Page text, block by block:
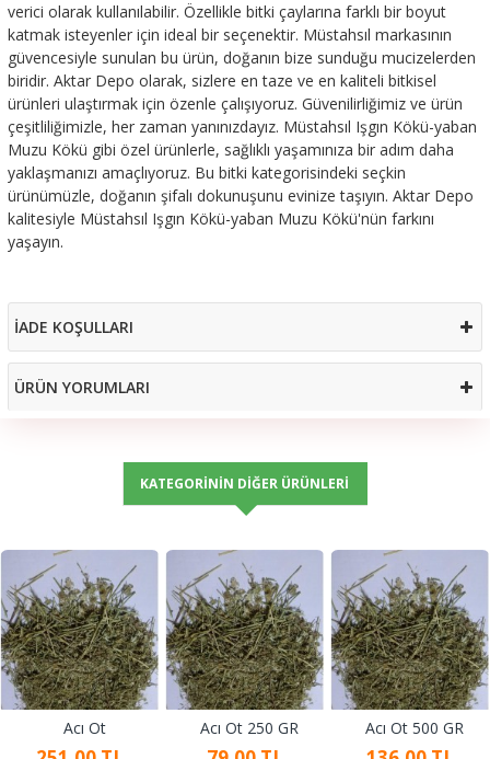
verici olarak kullanılabilir. Özellikle bitki çaylarına farklı bir boyut
katmak isteyenler için ideal bir seçenektir. Müstahsıl markasının
güvencesiyle sunulan bu ürün, doğanın bize sunduğu mucizelerden
biridir. Aktar Depo olarak, sizlere en taze ve en kaliteli bitkisel
ürünleri ulaştırmak için özenle çalışıyoruz. Güvenilirliğimiz ve ürün
çeşitliliğimizle, her zaman yanınızdayız. Müstahsıl Işgın Kökü-yaban
Muzu Kökü gibi özel ürünlerle, sağlıklı yaşamınıza bir adım daha
yaklaşmanızı amaçlıyoruz. Bu bitki kategorisindeki seçkin
ürünümüzle, doğanın şifalı dokunuşunu evinize taşıyın. Aktar Depo
kalitesiyle Müstahsıl Işgın Kökü-yaban Muzu Kökü'nün farkını
yaşayın.
İADE KOŞULLARI
ÜRÜN YORUMLARI
KATEGORININ DIĞER ÜRÜNLERI
Acı Ot Acı Ot 250 GR Acı Ot 500 GR